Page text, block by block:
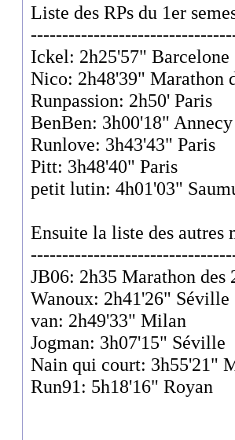
Liste des RPs du 1er
Ickel: 2h25'57" Barcelone
Nico: 2h48'39" Marathon
Runpassion: 2h50' Paris
BenBen: 3h00'18" Annecy
Runlove: 3h43'43" Paris
Pitt: 3h48'40" Paris
petit lutin: 4h01'03"
Ensuite la liste des autres
JB06: 2h35 Marathon des
Wanoux: 2h41'26" Séville
van: 2h49'33" Milan
Jogman: 3h07'15" Séville
Nain qui court: 3h55'21"
Run91: 5h18'16" Royan